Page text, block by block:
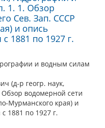
1. 1. Обзор
Сев. Зап. СССР
и опись
1881 по 1927 г.
и водным силам
(д-р геогр. наук,
водомерной сети
Мурманского края) и
1881 по 1927 г.